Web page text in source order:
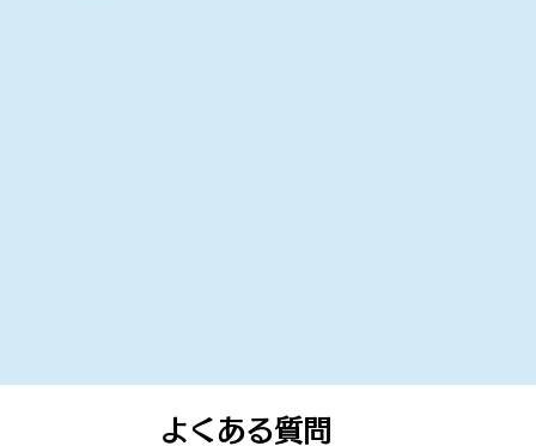
よくある質問